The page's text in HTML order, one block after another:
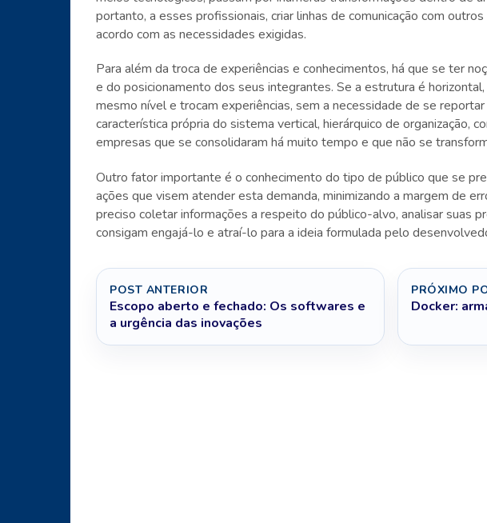
portanto, a esses profissionais, criar linhas de comunicação com
acordo com as necessidades exigidas.
Para além da troca de experiências e conhecimentos, há que se ter
e do posicionamento dos seus integrantes. Se a estrutura é
mesmo nível e trocam experiências, sem a necessidade de se
característica própria do sistema vertical, hierárquico de organização,
empresas que se consolidaram há muito tempo e que não se
Outro fator importante é o conhecimento do tipo de público que se
ações que visem atender esta demanda, minimizando a margem de
preciso coletar informações a respeito do público-alvo, analisar suas
consigam engajá-lo e atraí-lo para a ideia formulada pelo
POST ANTERIOR
Escopo aberto e fechado: Os softwares e
a urgência das inovações
PRÓXIMO
Docker: